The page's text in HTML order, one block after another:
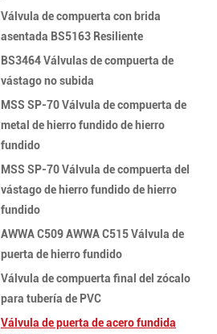
Válvula de compuerta con brida
asentada BS5163 Resiliente
BS3464 Válvulas de compuerta de
vástago no subida
MSS SP-70 Válvula de compuerta de
metal de hierro fundido de hierro
fundido
MSS SP-70 Válvula de compuerta del
vástago de hierro fundido de hierro
fundido
AWWA C509 AWWA C515 Válvula de
puerta de hierro fundido
Válvula de compuerta final del zócalo
para tubería de PVC
Válvula de puerta de acero fundida